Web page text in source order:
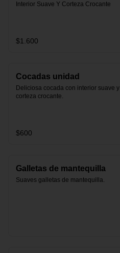
Interior Suave Y Corteza Crocante
$1.600
Cocadas unidad
Deliciosa cocada con interior suave y
corteza crocante.
$600
Galletas de mantequilla
Suaves galletas de mantequilla.